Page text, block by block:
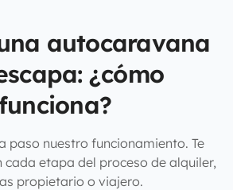
autocaravana
¿cómo
funciona?
paso nuestro funcionamiento. Te
etapa del proceso de alquiler,
propietario o viajero.